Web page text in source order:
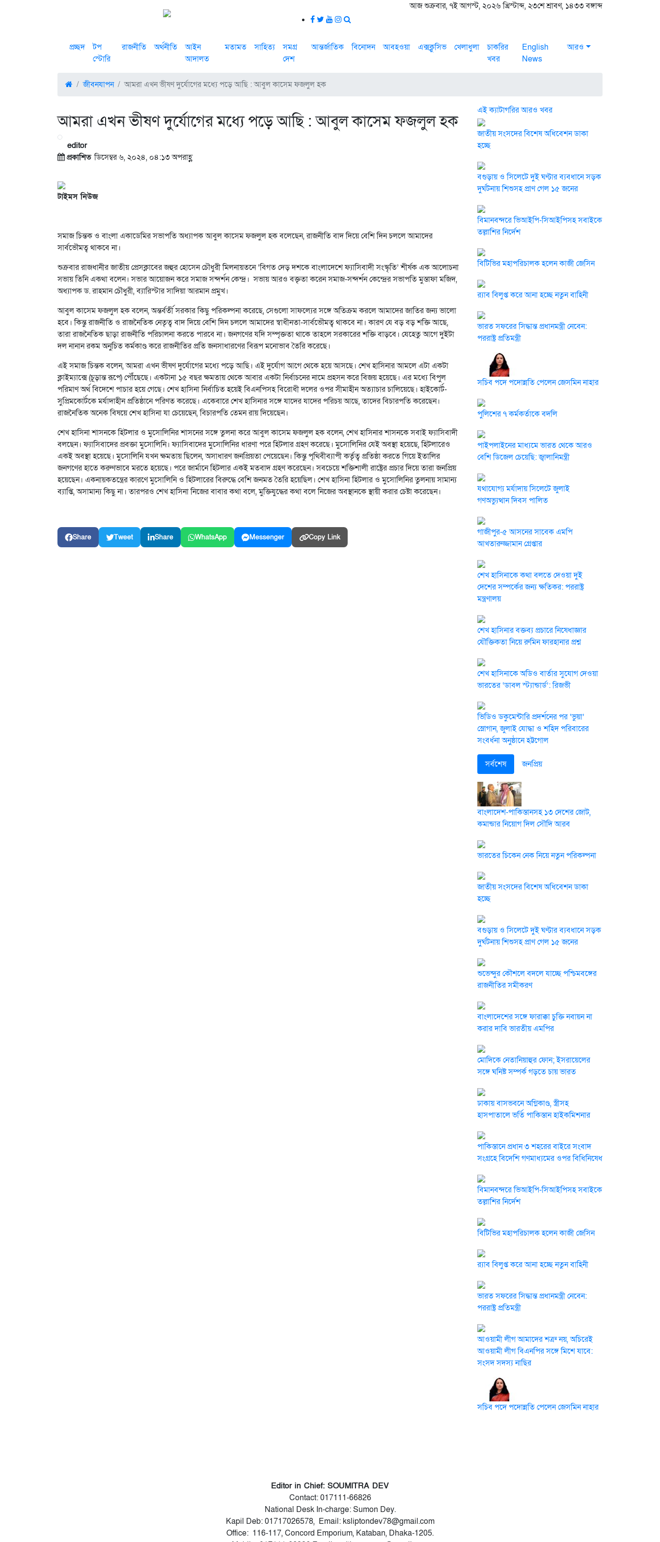
আজ শুক্রবার, ৭ই আগস্ট, ২০২৬ খ্রিস্টাব্দ, ২৩শে শ্রাবণ, ১৪৩৩ বঙ্গাব্দ
প্রচ্ছদ
টপ
স্টোরি
রাজনীতি অর্থনীতি
আইন
আদালত
মতামত সাহিত্য
সমগ্র
দেশ
আন্তর্জাতিক বিনোদন আবহওয়া এক্সক্লুসিভ খেলাধুলা
চাকরির
খবর
English
News
আরও
জীবনযাপন আমরা এখন ভীষণ দুর্যোগের মধ্যে পড়ে আছি : আবুল কাসেম ফজলুল হক
আমরা এখন ভীষণ দুর্যোগের মধ্যে পড়ে আছি : আবুল কাসেম ফজলুল হক
editor
প্রকাশিতডিসেম্বর ৬, ২০২৪, ০৪:১৩ অপরাহ্ণ
টাইমস নিউজ
সমাজ চিন্তক ও বাংলা একাডেমির সভাপতি অধ্যাপক আবুল কাসেম ফজলুল হক বলেছেন, রাজনীতি বাদ দিয়ে বেশি দিন চললে আমাদের
সার্বভৌমত্ব থাকবে না।
শুক্রবার রাজধানীর জাতীয় প্রেসক্লাবের জহুর হোসেন চৌধুরী মিলনায়তনে ‘বিগত দেড় দশকে বাংলাদেশে ফ্যাসিবাদী সংস্কৃতি’ শীর্ষক এক আলোচনা
সভায় তিনি একথা বলেন। সভার আয়োজন করে সমাজ সন্দর্শন কেন্দ্র। সভায় আরও বক্তৃতা করেন সমাজ-সন্দর্শন কেন্দ্রের সভাপতি মুস্তাফা মজিদ,
অধ্যাপক ড. রাহমান চৌধুরী, ব্যারিস্টার সাদিয়া আরমান প্রমুখ।
আবুল কাসেম ফজলুল হক বলেন, অন্তর্বর্তী সরকার কিছু পরিকল্পনা করেছে, সেগুলো সাফল্যের সঙ্গে অতিক্রম করলে আমাদের জাতির জন্য ভালো
হবে। কিন্তু রাজনীতি ও রাজনৈতিক নেতৃত্ব বাদ দিয়ে বেশি দিন চললে আমাদের স্বাধীনতা-সার্বভৌমত্ব থাকবে না। কারণ যে বড় বড় শক্তি আছে,
তারা রাজনৈতিক ছাড়া রাজনীতি পরিচালনা করতে পারবে না। জনগণের যদি সম্পৃক্ততা থাকে তাহলে সরকারের শক্তি বাড়বে। যেহেতু আগে দুইটা
দল নানান রকম অনুচিত কর্মকাণ্ড করে রাজনীতির প্রতি জনসাধারণের বিরূপ মনোভাব তৈরি করেছে।
এই সমাজ চিন্তক বলেন, আমরা এখন ভীষণ দুর্যোগের মধ্যে পড়ে আছি। এই দুর্যোগ আগে থেকে হয়ে আসছে। শেখ হাসিনার আমলে এটা একটা
ক্লাইম্যাক্সে (চূড়ান্ত রূপে) পৌঁছেছে। একটানা ১৫ বছর ক্ষমতায় থেকে আবার একটা নির্বাচনের নামে প্রহসন করে বিজয় হয়েছে। এর মধ্যে বিপুল
পরিমাণ অর্থ বিদেশে পাচার হয়ে গেছে। শেখ হাসিনা নির্বাচিত হয়েই বিএনপিসহ বিরোধী দলের ওপর সীমাহীন অত্যাচার চালিয়েছে। হাইকোর্ট-
সুপ্রিমকোর্টকে মর্যাদাহীন প্রতিষ্ঠানে পরিণত করেছে। একেবারে শেখ হাসিনার সঙ্গে যাদের যাদের পরিচয় আছে, তাদের বিচারপতি করেছেন।
রাজনৈতিক অনেক বিষয়ে শেখ হাসিনা যা চেয়েছেন, বিচারপতি তেমন রায় দিয়েছেন।
শেখ হাসিনা শাসনকে হিটলার ও মুসোলিনির শাসনের সঙ্গে তুলনা করে আবুল কাসেম ফজলুল হক বলেন, শেখ হাসিনার শাসনকে সবাই ফ্যাসিবাদী
বলছেন। ফ্যাসিবাদের প্রবক্তা মুসোলিনি। ফ্যাসিবাদের মুসোলিনির ধারণা পরে হিটলার গ্রহণ করেছে। মুসোলিনির যেই অবস্থা হয়েছে, হিটলারেও
একই অবস্থা হয়েছে। মুসোলিনি যখন ক্ষমতায় ছিলেন, অসাধারণ জনপ্রিয়তা পেয়েছেন। কিন্তু পৃথিবীব্যাপী কর্তৃত্ব প্রতিষ্ঠা করতে গিয়ে ইতালির
জনগণের হাতে করুণভাবে মরতে হয়েছে। পরে জার্মানে হিটলার একই মতবাদ গ্রহণ করেছেন। সবচেয়ে শক্তিশালী রাষ্ট্রের প্রচার দিয়ে তারা জনপ্রিয়
হয়েছেন। একনায়কতন্ত্রের কারণে মুসোলিনি ও হিটলারের বিরুদ্ধে বেশি জনমত তৈরি হয়েছিল। শেখ হাসিনা হিটলার ও মুসোলিনির তুলনায় সামান্য
ব্যাপ্তি, অসামান্য কিছু না। তারপরও শেখ হাসিনা নিজের বাবার কথা বলে, মুক্তিযুদ্ধের কথা বলে নিজের অবস্থানকে স্থায়ী করার চেষ্টা করেছেন।
Share Tweet Share WhatsApp Messenger Copy Link
এই ক্যাটাগরির আরও খবর
জাতীয় সংসদের বিশেষ অধিবেশন ডাকা
হচ্ছে
বগুড়ায় ও সিলেটে দুই ঘণ্টার ব্যবধানে সড়ক
দুর্ঘটনায় শিশুসহ প্রাণ গেল ১৫ জনের
বিমানবন্দরে ভিআইপি-সিআইপিসহ সবাইকে
তল্লাশির নির্দেশ
বিটিভির মহাপরিচালক হলেন কাজী জেসিন
র‍্যাব বিলুপ্ত করে আনা হচ্ছে নতুন বাহিনী
ভারত সফরের সিদ্ধান্ত প্রধানমন্ত্রী নেবেন:
পররাষ্ট্র প্রতিমন্ত্রী
সচিব পদে পদোন্নতি পেলেন জেসমিন নাহার
পুলিশের ৭ কর্মকর্তাকে বদলি
পাইপলাইনের মাধ্যমে ভারত থেকে আরও
বেশি ডিজেল চেয়েছি: জ্বালানিমন্ত্রী
যথাযোগ্য মর্যাদায় সিলেটে জুলাই
গণঅভ্যুত্থান দিবস পালিত
গাজীপুর-৫ আসনের সাবেক এমপি
আখতারুজ্জামান গ্রেপ্তার
শেখ হাসিনাকে কথা বলতে দেওয়া দুই
দেশের সম্পর্কের জন্য ক্ষতিকর: পররাষ্ট্র
মন্ত্রণালয়
শেখ হাসিনার বক্তব্য প্রচারে নিষেধাজ্ঞার
যৌক্তিকতা নিয়ে রুমিন ফারহানার প্রশ্ন
শেখ হাসিনাকে অডিও বার্তার সুযোগ দেওয়া
ভারতের ‘ডাবল স্ট্যান্ডার্ড’: রিজভী
ভিডিও ডকুমেন্টারি প্রদর্শনের পর ‘ভুয়া’
স্লোগান, জুলাই যোদ্ধা ও শহিদ পরিবারের
সংবর্ধনা অনুষ্ঠানে হট্টগোল
সর্বশেষ জনপ্রিয়
বাংলাদেশ-পাকিস্তানসহ ১৩ দেশের জোট,
কমান্ডার নিয়োগ দিল সৌদি আরব
ভারতের চিকেন নেক নিয়ে নতুন পরিকল্পনা
জাতীয় সংসদের বিশেষ অধিবেশন ডাকা
হচ্ছে
বগুড়ায় ও সিলেটে দুই ঘণ্টার ব্যবধানে সড়ক
দুর্ঘটনায় শিশুসহ প্রাণ গেল ১৫ জনের
শুভেন্দুর কৌশলে বদলে যাচ্ছে পশ্চিমবঙ্গের
রাজনীতির সমীকরণ
বাংলাদেশের সঙ্গে ফারাক্কা চুক্তি নবায়ন না
করার দাবি ভারতীয় এমপির
মোদিকে নেতানিয়াহুর ফোন; ইসরায়েলের
সঙ্গে ঘনিষ্ট সম্পর্ক গড়তে চায় ভারত
ঢাকায় বাসভবনে অগ্নিকাণ্ড, স্ত্রীসহ
হাসপাতালে ভর্তি পাকিস্তান হাইকমিশনার
পাকিস্তানে প্রধান ৩ শহরের বাইরে সংবাদ
সংগ্রহে বিদেশি গণমাধ্যমের ওপর বিধিনিষেধ
বিমানবন্দরে ভিআইপি-সিআইপিসহ সবাইকে
তল্লাশির নির্দেশ
বিটিভির মহাপরিচালক হলেন কাজী জেসিন
র‍্যাব বিলুপ্ত করে আনা হচ্ছে নতুন বাহিনী
ভারত সফরের সিদ্ধান্ত প্রধানমন্ত্রী নেবেন:
পররাষ্ট্র প্রতিমন্ত্রী
আওয়ামী লীগ আমাদের শত্রু নয়, অচিরেই
আওয়ামী লীগ বিএনপির সঙ্গে মিশে যাবে:
সংসদ সদস্য নাছির
সচিব পদে পদোন্নতি পেলেন জেসমিন নাহার
Editor in Chief: SOUMITRA DEV
Contact: 017111-66826
National Desk In-charge: Sumon Dey.
Kapil Deb: 01717026578, Email: ksliptondev78@gmail.com
Office: 116-117, Concord Emporium, Kataban, Dhaka-1205.